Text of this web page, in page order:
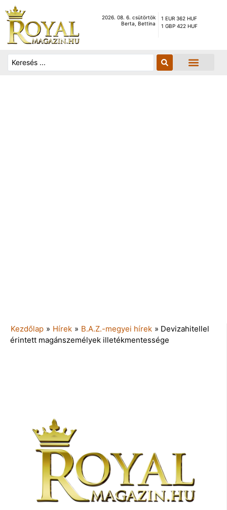
2026. 08. 6. csütörtök
Berta, Bettina
1 EUR 362 HUF
1 GBP 422 HUF
Kezdőlap » Hírek » B.A.Z.-megyei hírek » Devizahitellel
érintett magánszemélyek illetékmentessége